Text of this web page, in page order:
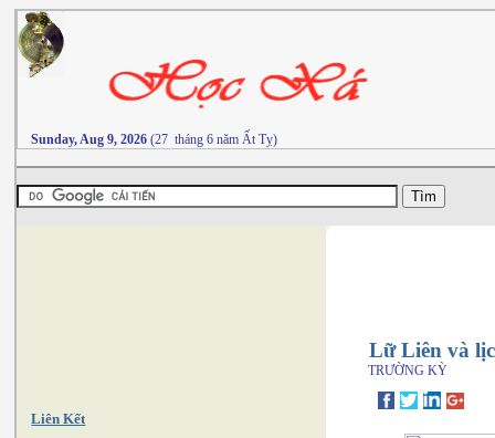
Sunday, Aug 9, 2026 (27 tháng 6 năm Ất Tỵ)
Liên Kết
Lữ Liên và
TRƯỜNG KỲ